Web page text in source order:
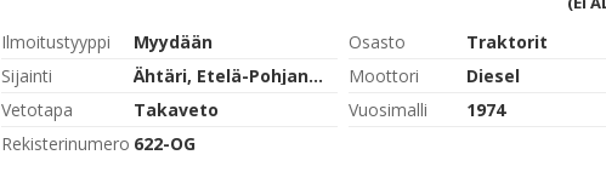
Ilmoitustyyppi Myydään Osasto
Traktorit
Sijainti
Ähtäri, Etelä-Pohjanmaa Moottori
Diesel
Vetotapa
Takaveto Vuosimalli
1974
Rekisterinumero 622-OG